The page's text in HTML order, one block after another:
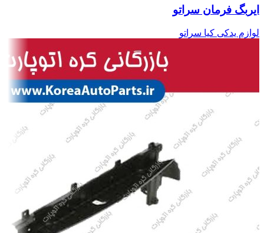
ایربگ فرمان سراتو
لوازم یدکی کیا سراتو